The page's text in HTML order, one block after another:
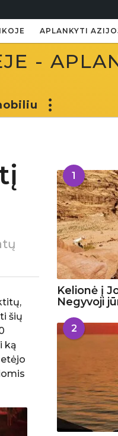
APLANKYTI
-
šių
ką
1
Kelionė į
Negyvoji
2